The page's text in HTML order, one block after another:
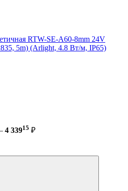
RTW-SE-A60-8mm 24V
5m) (Arlight, 4.8 Вт/м, IP65)
4 33915 ₽